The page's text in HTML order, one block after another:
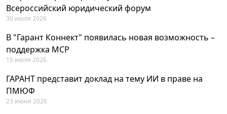
Всероссийский юридический форум
30 июля 2026
В "Гарант Коннект" появилась новая возможность –
поддержка MCP
15 июля 2026
ГАРАНТ представит доклад на тему ИИ в праве на
ПМЮФ
23 июня 2026